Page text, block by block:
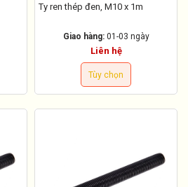
Ty ren thép đen, M10 x 1m
Giao hàng: 01-03 ngày
Liên hệ
Tùy chọn